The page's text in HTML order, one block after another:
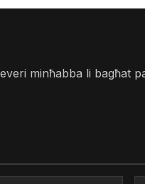
minħabba li bagħat
tal-Każ